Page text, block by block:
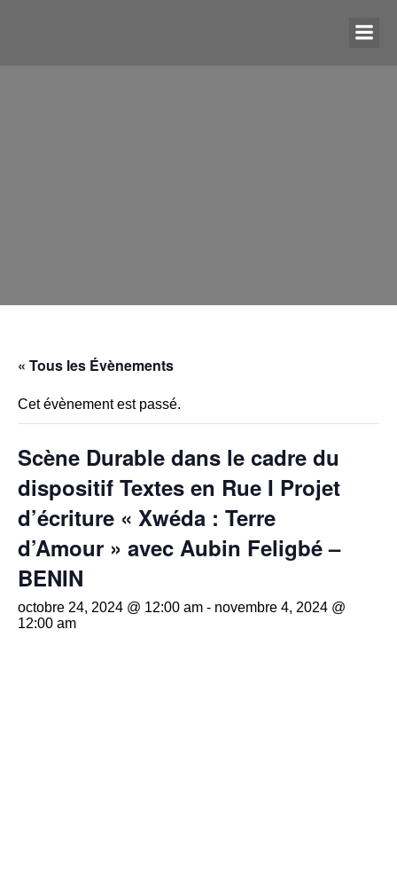
« Tous les Évènements
Cet évènement est passé.
Scène Durable dans le cadre du
dispositif Textes en Rue I Projet
d’écriture « Xwéda : Terre
d’Amour » avec Aubin Feligbé –
BENIN
octobre 24, 2024 @ 12:00 am - novembre 4, 2024 @
12:00 am